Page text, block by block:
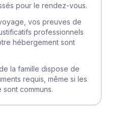
pour le rendez-vous.
vos preuves de
professionnels
hébergement sont
la famille dispose de
requis, même si les
communs.